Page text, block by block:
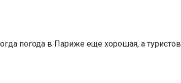
погода в Париже еще хорошая, а туристов